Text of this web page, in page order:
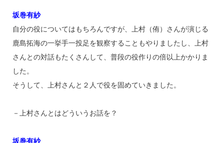
坂巻有紗
自分の役についてはもちろんですが、上村（侑）さんが演じる
鹿島拓海の一挙手一投足を観察することもやりましたし、上村
さんとの対話もたくさんして、普段の役作りの倍以上かかりま
した。
そうして、上村さんと２人で役を固めていきました。
－上村さんとはどういうお話を？
坂巻有紗